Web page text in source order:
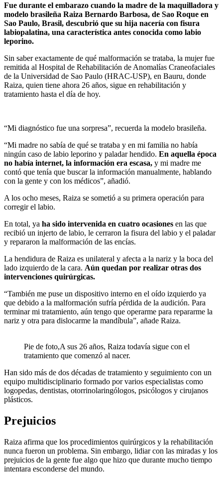
Fue durante el embarazo cuando la madre de la maquilladora y
modelo brasileña Raiza Bernardo Barbosa, de Sao Roque en
Sao Paulo, Brasil, descubrió que su hija nacería con fisura
labiopalatina, una característica antes conocida como labio
leporino.
Sin saber exactamente de qué malformación se trataba, la mujer fue
remitida al Hospital de Rehabilitación de Anomalías Craneofaciales
de la Universidad de Sao Paulo (HRAC-USP), en Bauru, donde
Raiza, quien tiene ahora 26 años, sigue en rehabilitación y
tratamiento hasta el día de hoy.
“Mi diagnóstico fue una sorpresa”, recuerda la modelo brasileña.
“Mi madre no sabía de qué se trataba y en mi familia no había
ningún caso de labio leporino y paladar hendido. En aquella época
no había internet, la información era escasa, y mi madre me
contó que tenía que buscar la información manualmente, hablando
con la gente y con los médicos”, añadió.
A los ocho meses, Raiza se sometió a su primera operación para
corregir el labio.
En total, ya ha sido intervenida en cuatro ocasiones en las que
recibió un injerto de labio, le cerraron la fisura del labio y el paladar
y repararon la malformación de las encías.
La hendidura de Raiza es unilateral y afecta a la nariz y la boca del
lado izquierdo de la cara. Aún quedan por realizar otras dos
intervenciones quirúrgicas.
“También me puse un dispositivo interno en el oído izquierdo ya
que debido a la malformación sufría pérdida de la audición. Para
terminar mi tratamiento, aún tengo que operarme para repararme la
nariz y otra para dislocarme la mandíbula”, añade Raiza.
Pie de foto,A sus 26 años, Raiza todavía sigue con el
tratamiento que comenzó al nacer.
Han sido más de dos décadas de tratamiento y seguimiento con un
equipo multidisciplinario formado por varios especialistas como
logopedas, dentistas, otorrinolaringólogos, psicólogos y cirujanos
plásticos.
Prejuicios
Raiza afirma que los procedimientos quirúrgicos y la rehabilitación
nunca fueron un problema. Sin embargo, lidiar con las miradas y los
prejuicios de la gente fue algo que hizo que durante mucho tiempo
intentara esconderse del mundo.